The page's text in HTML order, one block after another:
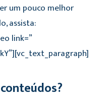
um pouco melhor
assista:
link=”